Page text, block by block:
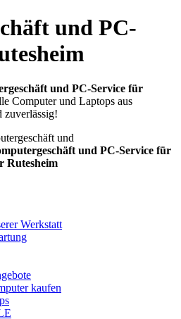
und PC-
und PC-Service für
Computer und Laptops aus
zuverlässig!
und
und PC-Service für
Rutesheim
Werkstatt
kaufen